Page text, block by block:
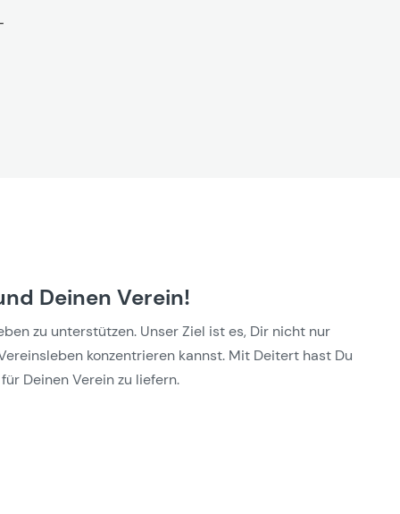
Deinen Verein!
zu unterstützen. Unser Ziel ist es, Dir nicht nur
konzentrieren kannst. Mit Deitert hast Du
Deinen Verein zu liefern.